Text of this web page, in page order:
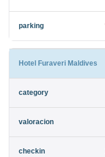
Hotel Furaveri Maldives